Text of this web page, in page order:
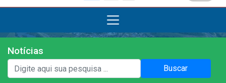
Institucional
A Prefeitura
Notícias
Buscar